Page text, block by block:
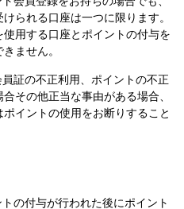
られる口座は一つに限ります。
用する口座とポイントの付与を
ません。
証の不正利用、ポイントの不正
その他正当な事由がある場合、
イントの使用をお断りすること
の付与が行われた後にポイント